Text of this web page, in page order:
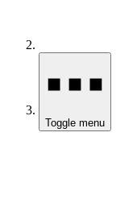
Toggle menu